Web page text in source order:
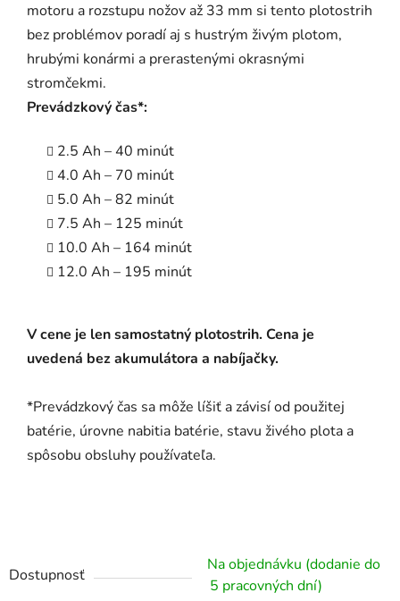
motoru a rozstupu nožov až 33 mm si tento plotostrih
bez problémov poradí aj s hustrým živým plotom,
hrubými konármi a prerastenými okrasnými
stromčekmi.
Prevádzkový čas*:
2.5 Ah – 40 minút
4.0 Ah – 70 minút
5.0 Ah – 82 minút
7.5 Ah – 125 minút
10.0 Ah – 164 minút
12.0 Ah – 195 minút
V cene je len samostatný plotostrih. Cena je
uvedená bez akumulátora a nabíjačky.
*Prevádzkový čas sa môže líšiť a závisí od použitej
batérie, úrovne nabitia batérie, stavu živého plota a
spôsobu obsluhy používateľa.
Dostupnosť
Na objednávku (dodanie do
5 pracovných dní)